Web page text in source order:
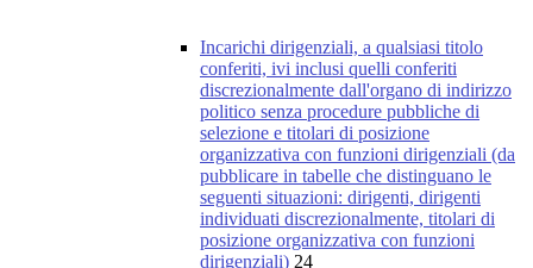
Incarichi dirigenziali, a qualsiasi titolo
conferiti, ivi inclusi quelli conferiti
discrezionalmente dall'organo di indirizzo
politico senza procedure pubbliche di
selezione e titolari di posizione
organizzativa con funzioni dirigenziali (da
pubblicare in tabelle che distinguano le
seguenti situazioni: dirigenti, dirigenti
individuati discrezionalmente, titolari di
posizione organizzativa con funzioni
dirigenziali) 24